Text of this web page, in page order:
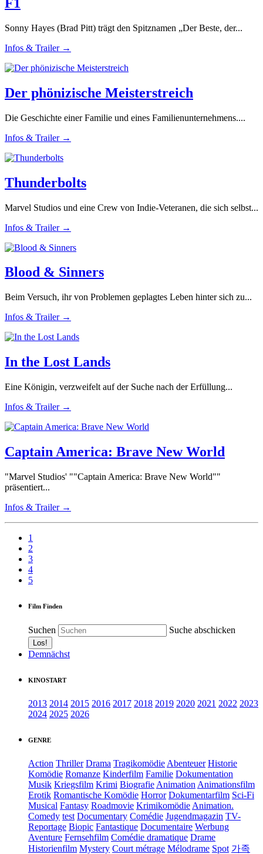
Sonny Hayes (Brad Pitt) trägt den Spitznamen „Der Beste, der...
Infos & Trailer →
Der phönizische Meisterstreich
Die Geschichte einer Familie und eines Familienunternehmens....
Infos & Trailer →
Thunderbolts
Marvel Studios und eine Crew von Indie-Veteranen, die sich selbst...
Infos & Trailer →
Blood & Sinners
Beim Versuch, ihr von Problemen geplagtes Leben hinter sich zu...
Infos & Trailer →
In the Lost Lands
Eine Königin, verzweifelt auf der Suche nach der Erfüllung...
Infos & Trailer →
Captain America: Brave New World
"Marvel Studios' ""Captain America: Brave New World""
präsentiert...
Infos & Trailer →
1
2
3
4
5
Film Finden
Suchen Suche abschicken
Demnächst
KINOSTART
2013 2014 2015 2016 2017 2018 2019 2020 2021 2022 2023
2024 2025 2026
GENRE
Action Thriller Drama Tragikomödie Abenteuer Historie
Komödie Romanze Kinderfilm Familie Dokumentation
Musik Kriegsfilm Krimi Biografie Animation Animationsfilm
Erotik Romantische Komödie Horror Dokumentarfilm Sci-Fi
Musical Fantasy Roadmovie Krimikomödie Animation.
Comedy test Documentary Comédie Jugendmagazin TV-
Reportage Biopic Fantastique Documentaire Werbung
Aventure Fernsehfilm Comédie dramatique Drame
Historienfilm Mystery Court métrage Mélodrame Spot 가족